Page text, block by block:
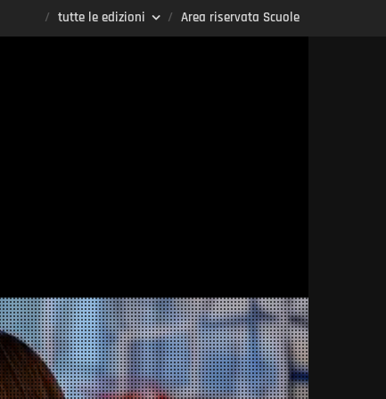
tutte le edizioni Area riservata Scuole